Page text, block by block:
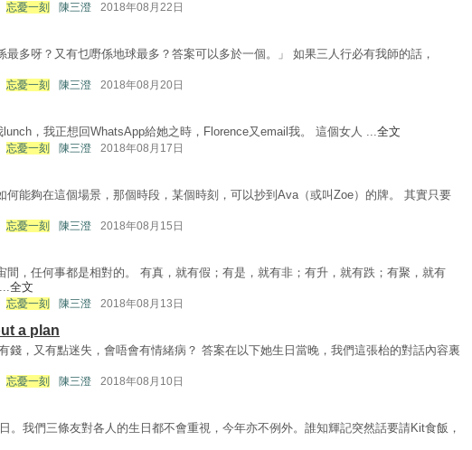
忘憂一刻 陳三澄 2018年08月22日
最多呀？又有乜嘢係地球最多？答案可以多於一個。」 如果三人行必有我師的話，
忘憂一刻 陳三澄 2018年08月20日
，我正想回WhatsApp給她之時，Florence又email我。 這個女人 ...全文
忘憂一刻 陳三澄 2018年08月17日
何能夠在這個場景，那個時段，某個時刻，可以抄到Ava（或叫Zoe）的牌。 其實只要
忘憂一刻 陳三澄 2018年08月15日
間，任何事都是相對的。 有真，就有假；有是，就有非；有升，就有跌；有聚，就有
全文
忘憂一刻 陳三澄 2018年08月13日
a plan
錢，又有點迷失，會唔會有情緒病？ 答案在以下她生日當晚，我們這張枱的對話內容裏
忘憂一刻 陳三澄 2018年08月10日
。我們三條友對各人的生日都不會重視，今年亦不例外。誰知輝記突然話要請Kit食飯，